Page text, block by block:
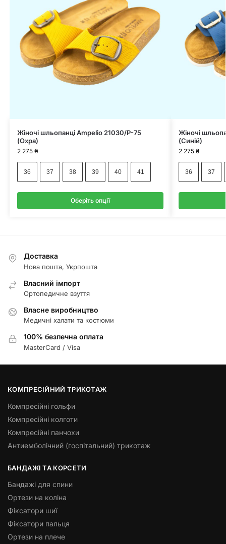
Жіночі шльопанці Ampelio 21030/P-75
(Охра)
2 275 ₴
36 37 38 39 40 41
Оберіть опції
Жіночі
(Синій)
2 275 ₴
36 37
Доставка
Нова пошта, Укрпошта
Власний імпорт
Ортопедичне взуття
Власне виробництво
Медичні халати та костюми
100% безпечна оплата
MasterCard / Visa
КОМПРЕСІЙНИЙ ТРИКОТАЖ
Компресійні гольфи
Компресійні колготи
Компресійні панчохи
Антиемболічний (госпітальний) трикотаж
БАНДАЖІ ТА КОРСЕТИ
Бандажі для спини
Ортези на коліна
Фіксатори шиї
Фіксатори пальця
Ортези на плече